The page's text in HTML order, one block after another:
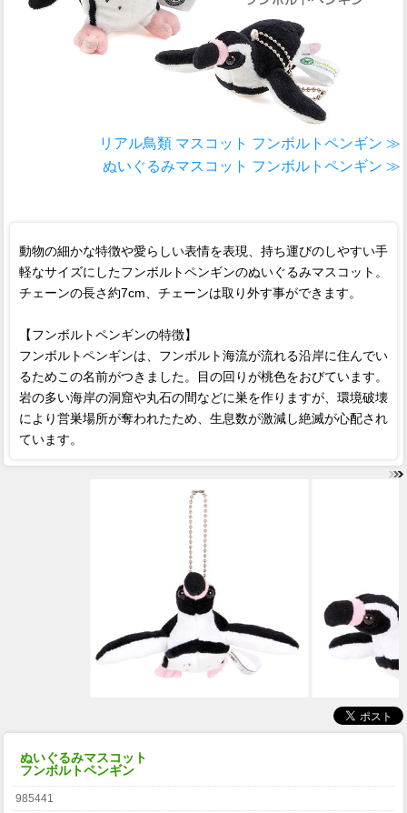
リアル鳥類 マスコット フンボルトペンギン ≫
ぬいぐるみマスコット フンボルトペンギン ≫
動物の細かな特徴や愛らしい表情を表現、持ち運びのしやすい手
軽なサイズにしたフンボルトペンギンのぬいぐるみマスコット。
チェーンの長さ約7cm、チェーンは取り外す事ができます。
【フンボルトペンギンの特徴】
フンボルトペンギンは、フンボルト海流が流れる沿岸に住んでい
るためこの名前がつきました。目の回りが桃色をおびています。
岩の多い海岸の洞窟や丸石の間などに巣を作りますが、環境破壊
により営巣場所が奪われたため、生息数が激減し絶滅が心配され
ています。
ぬいぐるみマスコット
フンボルトペンギン
985441